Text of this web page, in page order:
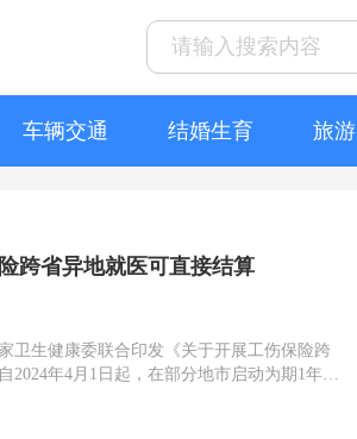
车辆交通 结婚生育 旅游
跨省异地就医可直接结算
卫生健康委联合印发《关于开展工伤保险跨
2024年4月1日起，在部分地市启动为期1年的